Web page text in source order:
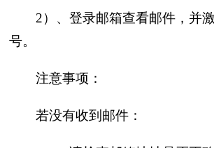
2）、登录邮箱查看邮件，并
号。
注意事项：
若没有收到邮件：